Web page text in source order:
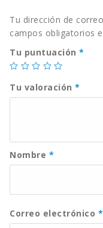
Tu dirección de
campos obligatorios
Tu puntuación *
Tu valoración *
Nombre *
Correo electrónico *